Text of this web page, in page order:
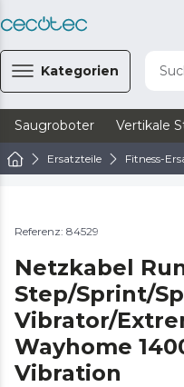
Kategorien
Saugroboter Vertikale
Ersatzteile Fitness-
Referenz: 84529
Netzkabel
Step/Sprint/
Vibrator/
Wayhome
Vibration